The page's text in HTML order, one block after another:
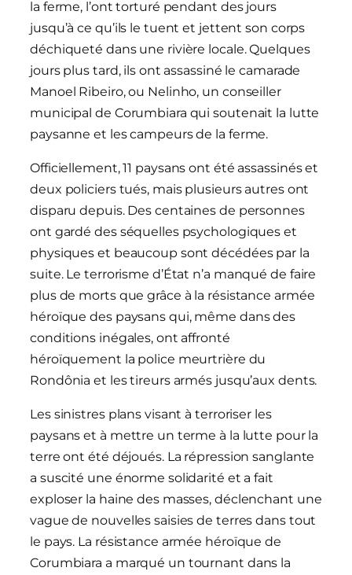
la ferme, l’ont torturé pendant des jours
jusqu’à ce qu’ils le tuent et jettent son corps
déchiqueté dans une rivière locale. Quelques
jours plus tard, ils ont assassiné le camarade
Manoel Ribeiro, ou Nelinho, un conseiller
municipal de Corumbiara qui soutenait la lutte
paysanne et les campeurs de la ferme.
Officiellement, 11 paysans ont été assassinés et
deux policiers tués, mais plusieurs autres ont
disparu depuis. Des centaines de personnes
ont gardé des séquelles psychologiques et
physiques et beaucoup sont décédées par la
suite. Le terrorisme d’État n’a manqué de faire
plus de morts que grâce à la résistance armée
héroïque des paysans qui, même dans des
conditions inégales, ont affronté
héroïquement la police meurtrière du
Rondônia et les tireurs armés jusqu’aux dents.
Les sinistres plans visant à terroriser les
paysans et à mettre un terme à la lutte pour la
terre ont été déjoués. La répression sanglante
a suscité une énorme solidarité et a fait
exploser la haine des masses, déclenchant une
vague de nouvelles saisies de terres dans tout
le pays. La résistance armée héroïque de
Corumbiara a marqué un tournant dans la